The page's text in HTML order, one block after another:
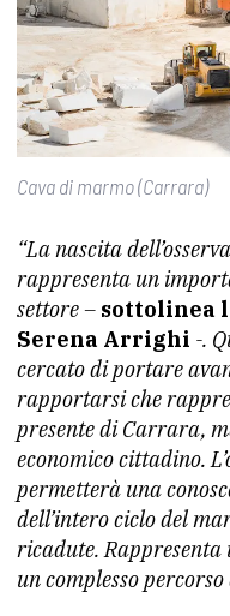
Cava di marmo (Carrara)
“La nascita
rappresenta un
settore – sottolinea
Serena Arrighi -.
cercato di portare
rapportarsi che
presente di Carrara,
economico cittadino.
permetterà una
dell’intero ciclo del
ricadute. Rappresenta
un complesso